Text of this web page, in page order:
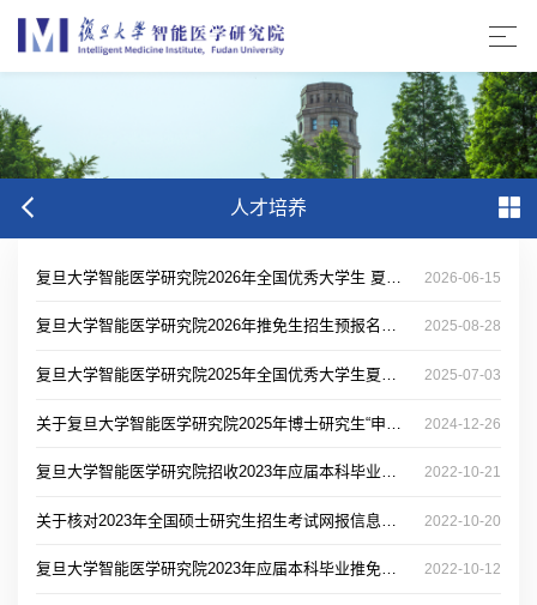
人才培养
2026-06-15
复旦大学智能医学研究院2026年推免生招生预报名通知 2025-08-28
2025-07-03
2024-12-26
复旦大学智能医学研究院招收2023年应届本科毕业推免生 2022-10-21
2022-10-20
复旦大学智能医学研究院2023年应届本科毕业推免生预选拔复试名单 2022-10-12